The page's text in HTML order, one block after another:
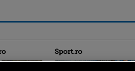
Sport.ro